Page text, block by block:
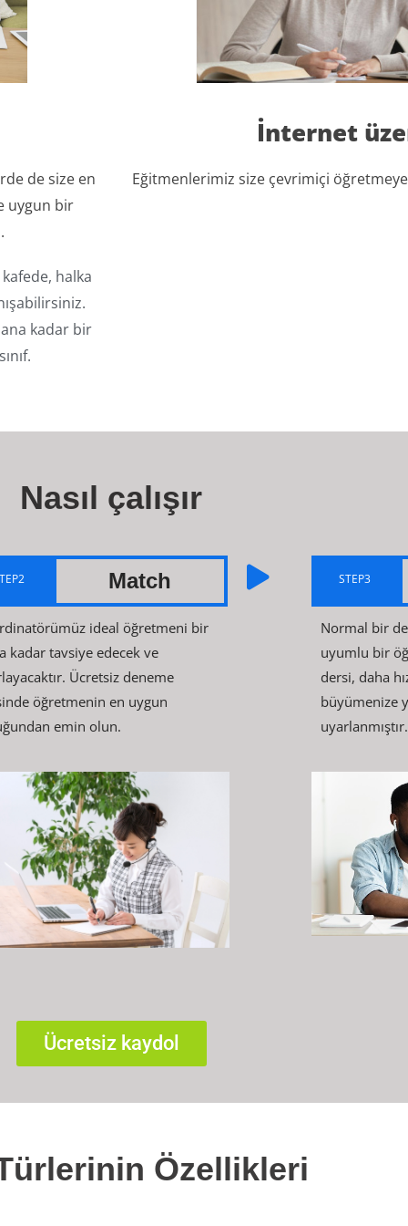
de size en
uygun bir
halka
kadar bir
İnternet
Eğitmenlerimiz size çevrimiçi öğretmeye
Nasıl çalışır
Match
ideal öğretmeni bir
kadar tavsiye edecek ve
Ücretsiz deneme
öğretmenin en uygun
emin olun.
STEP3
Normal bir
uyumlu bir
dersi, daha
büyümenize
uyarlanmıştır.
Ücretsiz kaydol
Türlerinin Özellikleri